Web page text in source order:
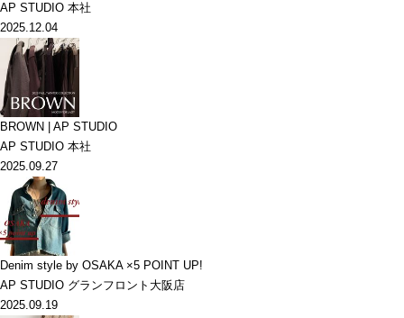
AP STUDIO 本社
2025.12.04
BROWN | AP STUDIO
AP STUDIO 本社
2025.09.27
Denim style by OSAKA ×5 POINT UP!
AP STUDIO グランフロント大阪店
2025.09.19